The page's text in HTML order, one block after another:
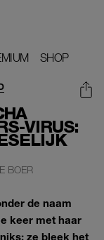
SHOP
SHOP
VIRUS:
BOER
de naam
keer met haar
ze bleek het